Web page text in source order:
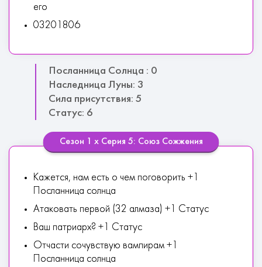
его
03201806
Посланница Солнца : 0
Наследница Луны: 3
Сила присутствия: 5
Статус: 6
Сезон 1 х Серия 5: Союз Сожжения
Кажется, нам есть о чем поговорить +1
Посланница солнца
Атаковать первой (32 алмаза) +1 Статус
Ваш патриарх? +1 Статус
Отчасти сочувствую вампирам +1
Посланница солнца